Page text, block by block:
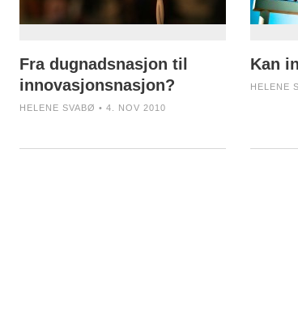
Fra dugnadsnasjon til
innovasjonsnasjon?
HELENE SVABØ • 4. NOV 2010
Kan
HELENE